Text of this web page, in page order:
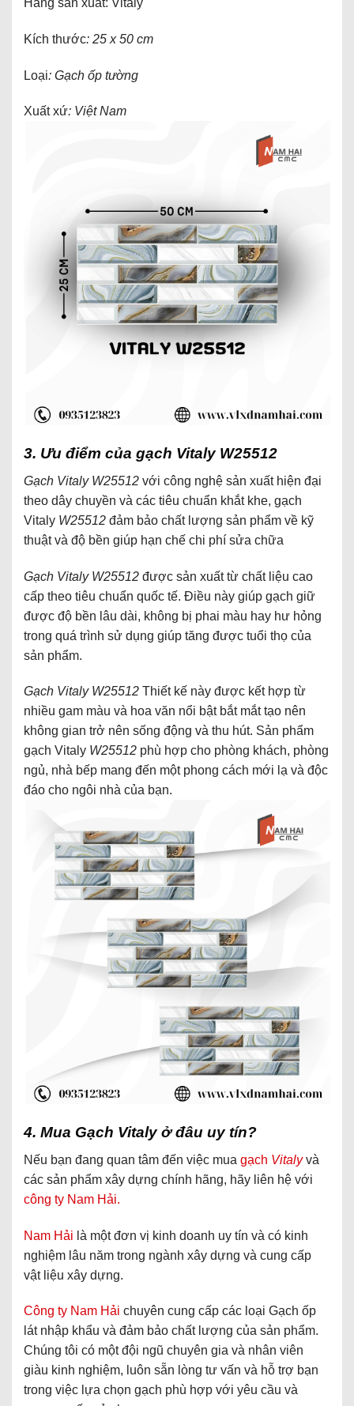
Hãng sản xuất: Vitaly
Kích thước: 25 x 50 cm
Loại: Gạch ốp tường
Xuất xứ: Việt Nam
3. Ưu điểm của gạch Vitaly W25512
Gạch Vitaly W25512 với công nghệ sản xuất hiện đại
theo dây chuyền và các tiêu chuẩn khắt khe, gạch
Vitaly W25512 đảm bảo chất lượng sản phẩm về kỹ
thuật và độ bền giúp hạn chế chi phí sửa chữa
Gạch Vitaly W25512 được sản xuất từ chất liệu cao
cấp theo tiêu chuẩn quốc tế. Điều này giúp gạch giữ
được độ bền lâu dài, không bị phai màu hay hư hỏng
trong quá trình sử dụng giúp tăng được tuổi thọ của
sản phẩm.
Gạch Vitaly W25512 Thiết kế này được kết hợp từ
nhiều gam màu và hoa văn nổi bật bắt mắt tạo nên
không gian trở nên sống động và thu hút. Sản phẩm
gạch Vitaly W25512 phù hợp cho phòng khách, phòng
ngủ, nhà bếp mang đến một phong cách mới lạ và độc
đáo cho ngôi nhà của bạn.
4. Mua Gạch Vitaly ở đâu uy tín?
Nếu bạn đang quan tâm đến việc mua gạch Vitalyvà
các sản phẩm xây dựng chính hãng, hãy liên hệ với
công ty Nam Hải.
Nam Hải là một đơn vị kinh doanh uy tín và có kinh
nghiệm lâu năm trong ngành xây dựng và cung cấp
vật liệu xây dựng.
Công ty Nam Hải chuyên cung cấp các loại Gạch ốp
lát nhập khẩu và đảm bảo chất lượng của sản phẩm.
Chúng tôi có một đội ngũ chuyên gia và nhân viên
giàu kinh nghiệm, luôn sẵn lòng tư vấn và hỗ trợ bạn
trong việc lựa chọn gạch phù hợp với yêu cầu và